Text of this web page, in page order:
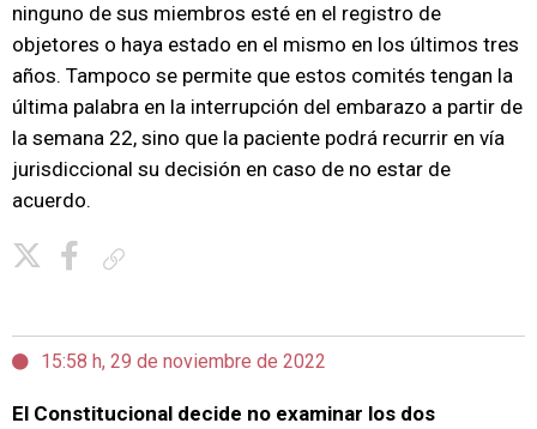
ninguno de sus miembros esté en el registro de
objetores o haya estado en el mismo en los últimos tres
años. Tampoco se permite que estos comités tengan la
última palabra en la interrupción del embarazo a partir de
la semana 22, sino que la paciente podrá recurrir en vía
jurisdiccional su decisión en caso de no estar de
acuerdo.
15:58 h, 29 de noviembre de 2022
El Constitucional decide no examinar los dos